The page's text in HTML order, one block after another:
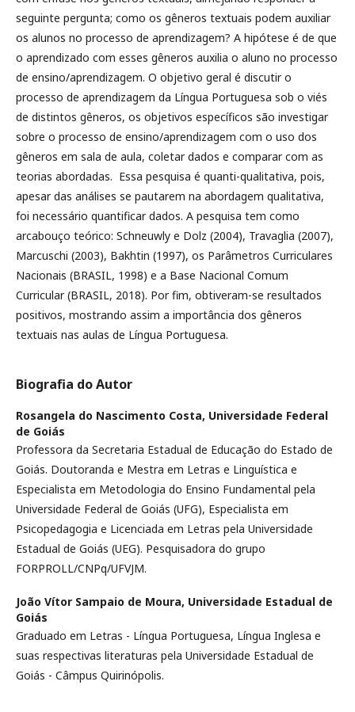
seguinte pergunta; como os gêneros textuais podem auxiliar
os alunos no processo de aprendizagem? A hipótese é de que
o aprendizado com esses gêneros auxilia o aluno no processo
de ensino/aprendizagem. O objetivo geral é discutir o
processo de aprendizagem da Língua Portuguesa sob o viés
de distintos gêneros, os objetivos específicos são investigar
sobre o processo de ensino/aprendizagem com o uso dos
gêneros em sala de aula, coletar dados e comparar com as
teorias abordadas. Essa pesquisa é quanti-qualitativa, pois,
apesar das análises se pautarem na abordagem qualitativa,
foi necessário quantificar dados. A pesquisa tem como
arcabouço teórico: Schneuwly e Dolz (2004), Travaglia (2007),
Marcuschi (2003), Bakhtin (1997), os Parâmetros Curriculares
Nacionais (BRASIL, 1998) e a Base Nacional Comum
Curricular (BRASIL, 2018). Por fim, obtiveram-se resultados
positivos, mostrando assim a importância dos gêneros
textuais nas aulas de Língua Portuguesa.
Biografia do Autor
Rosangela do Nascimento Costa, Universidade Federal
de Goiás
Professora da Secretaria Estadual de Educação do Estado de
Goiás. Doutoranda e Mestra em Letras e Linguística e
Especialista em Metodologia do Ensino Fundamental pela
Universidade Federal de Goiás (UFG), Especialista em
Psicopedagogia e Licenciada em Letras pela Universidade
Estadual de Goiás (UEG). Pesquisadora do grupo
FORPROLL/CNPq/UFVJM.
João Vítor Sampaio de Moura, Universidade Estadual de
Goiás
Graduado em Letras - Língua Portuguesa, Língua Inglesa e
suas respectivas literaturas pela Universidade Estadual de
Goiás - Câmpus Quirinópolis.